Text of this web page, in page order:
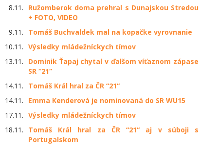
8.11.
Ružomberok doma prehral s Dunajskou Stredou
+ FOTO, VIDEO
9.11.
Tomáš Buchvaldek mal na kopačke vyrovnanie
10.11. Výsledky mládežníckych tímov
13.11.
Dominik Ťapaj chytal v ďalšom víťaznom zápase
SR “21“
14.11.
Tomáš Král hral za ČR “21“
14.11.
Emma Kenderová je nominovaná do SR WU15
17.11. Výsledky mládežníckych tímov
18.11.
Tomáš Král hral za ČR “21“ aj v súboji s
Portugalskom